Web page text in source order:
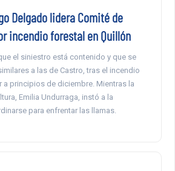
Delgado lidera Comité de
incendio forestal en Quillón
el siniestro está contenido y que se
a las de Castro, tras el incendio
a principios de diciembre. Mientras la
Emilia Undurraga, instó a la
para enfrentar las llamas.